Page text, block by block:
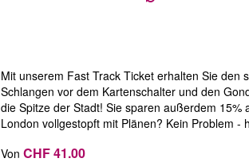
Mit unserem Fast Track Ticket erhalten Sie
Schlangen vor dem Kartenschalter und den
die Spitze der Stadt! Sie sparen außerdem
London vollgestopft mit Plänen? Kein Problem -
Von CHF 41.00